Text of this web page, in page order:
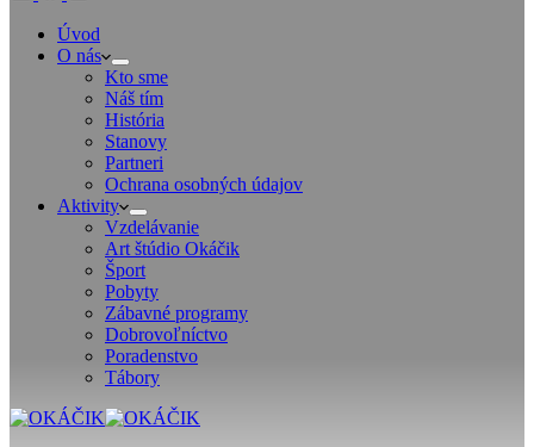
Úvod
O nás
Kto sme
Náš tím
História
Stanovy
Partneri
Ochrana osobných údajov
Aktivity
Vzdelávanie
Art štúdio Okáčik
Šport
Pobyty
Zábavné programy
Dobrovoľníctvo
Poradenstvo
Tábory